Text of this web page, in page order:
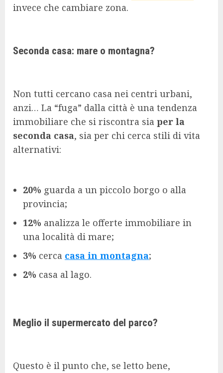
invece che cambiare zona.
Seconda casa: mare o montagna?
Non tutti cercano casa nei centri urbani,
anzi… La “fuga” dalla città è una tendenza
immobiliare che si riscontra sia per la
seconda casa, sia per chi cerca stili di vita
alternativi:
20% guarda a un piccolo borgo o alla
provincia;
12% analizza le offerte immobiliare in
una località di mare;
3% cerca casa in montagna;
2% casa al lago.
Meglio il supermercato del parco?
Questo è il punto che, se letto bene,